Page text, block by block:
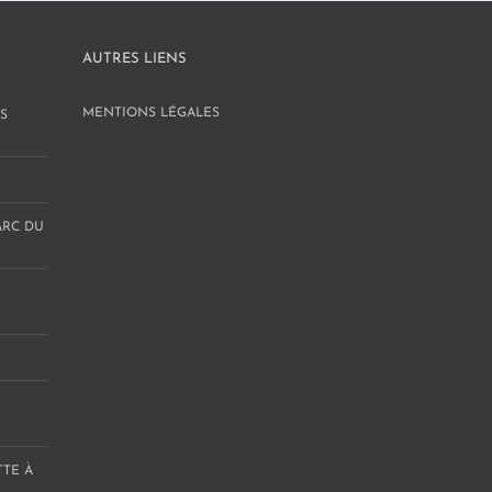
DU
À
AUTRES LIENS
MENTIONS LÉGALES